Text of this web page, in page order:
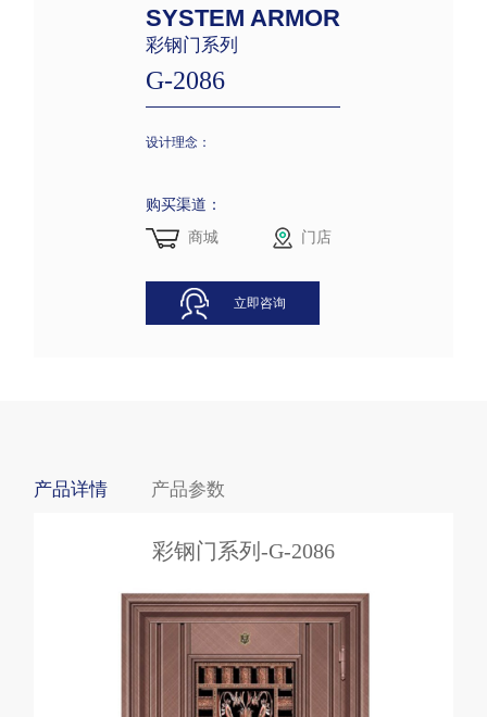
SYSTEM ARMOR
彩钢门系列
G-2086
设计理念：
购买渠道：
商城
门店
立即咨询
产品详情 产品参数
彩钢门系列-G-2086